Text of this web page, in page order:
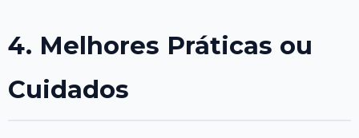
4. Melhores Práticas ou
Cuidados